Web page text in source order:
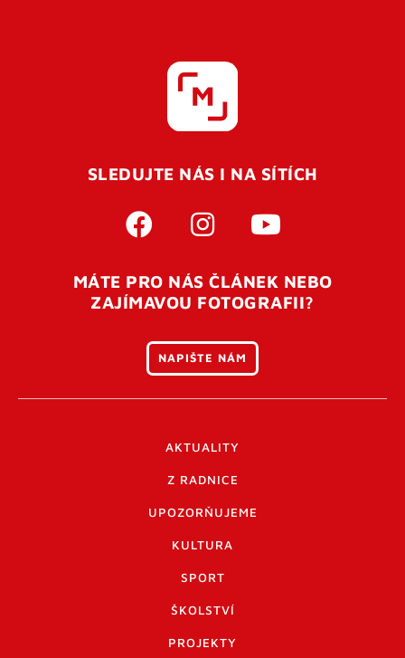
SLEDUJTE NÁS I NA SÍTÍCH
MÁTE PRO NÁS ČLÁNEK NEBO
ZAJÍMAVOU FOTOGRAFII?
NAPIŠTE NÁM
AKTUALITY
Z RADNICE
UPOZORŇUJEME
KULTURA
SPORT
ŠKOLSTVÍ
PROJEKTY